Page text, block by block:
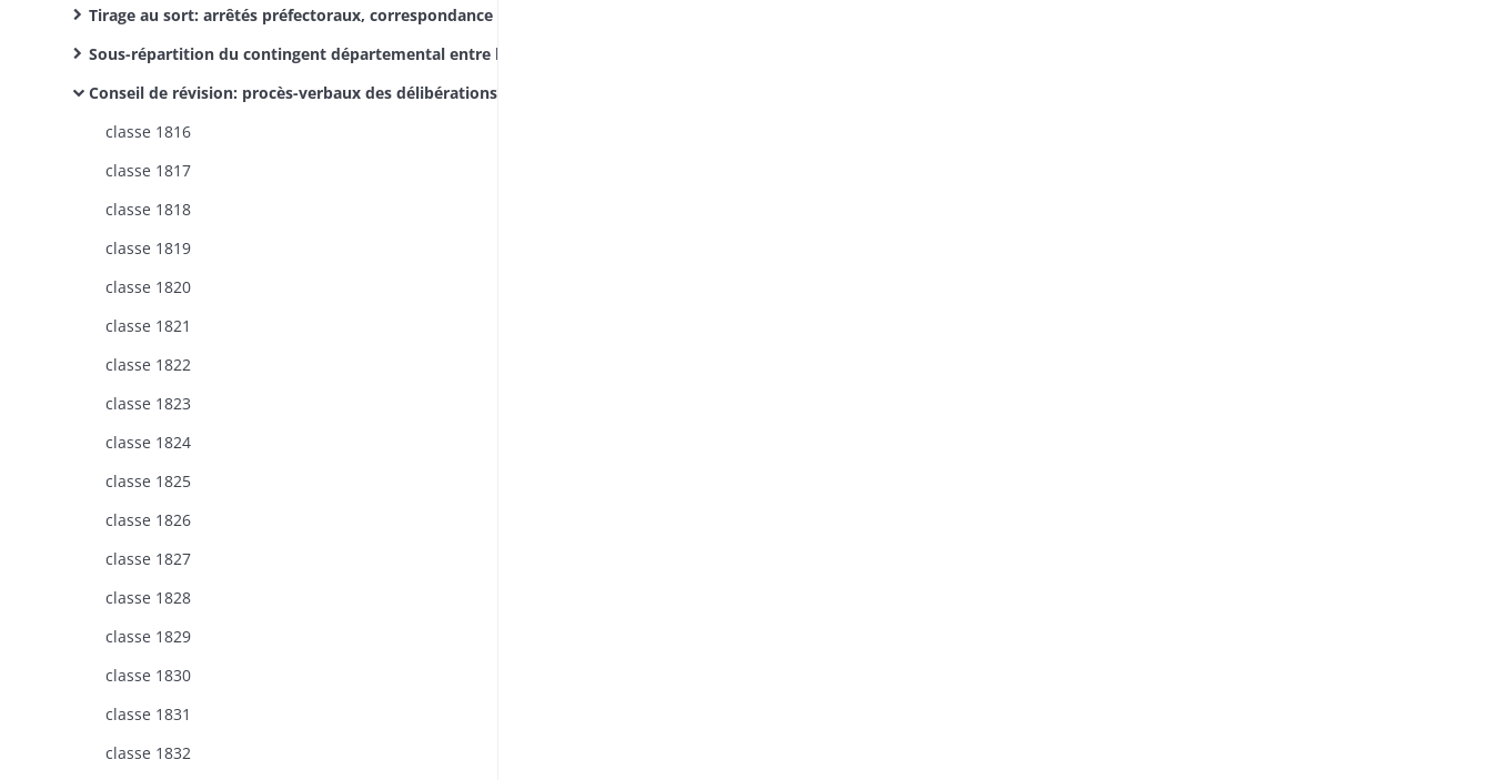
Tirage au sort: arrêtés préfectoraux, correspondance
Sous-répartition du contingent départemental entre les cantons, composition et opérations du conseil de révision: arrêtés préfectoraux, correspondance
Conseil de révision: procès-verbaux des délibérations
classe 1816
classe 1817
classe 1818
classe 1819
classe 1820
classe 1821
classe 1822
classe 1823
classe 1824
classe 1825
classe 1826
classe 1827
classe 1828
classe 1829
classe 1830
classe 1831
classe 1832